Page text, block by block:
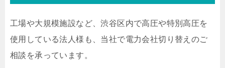
工場や大規模施設など、渋谷区内で高圧や特別高圧を
使用している法人様も、当社で電力会社切り替えのご
相談を承っています。